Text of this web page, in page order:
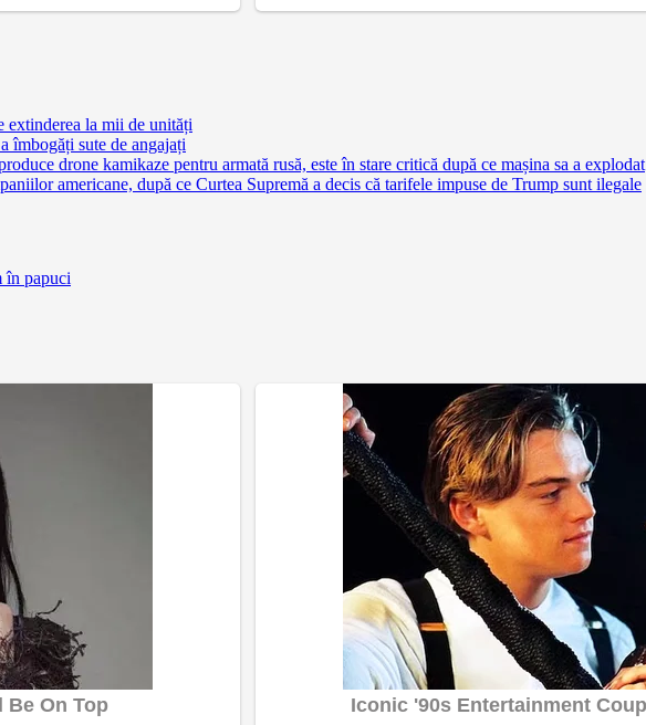
la mii de unități
îmbogăți sute de angajați
drone kamikaze pentru armată rusă, este în stare critică după ce mașina sa a explodat
americane, după ce Curtea Supremă a decis că tarifele impuse de Trump sunt ilegale
în papuci